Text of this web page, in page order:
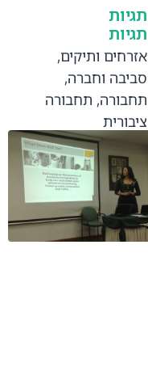
תגיות
תגיות
אזרחים ותיקים,
סביבה וחברה,
תחבורה, תחבורה
ציבורית